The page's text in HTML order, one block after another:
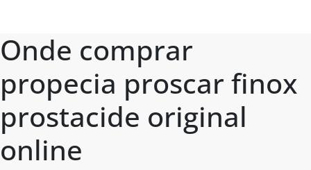
Onde comprar
propecia proscar finox
prostacide original
online